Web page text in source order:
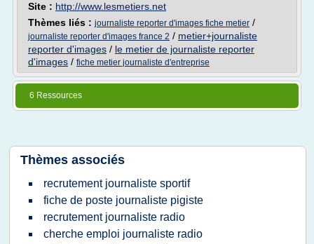
Site : http://www.lesmetiers.net
Thèmes liés : journaliste reporter d'images fiche metier /
journaliste reporter d'images france 2 / metier+journaliste
reporter d'images / le metier de journaliste reporter
d'images / fiche metier journaliste d'entreprise
6 Ressources
Thèmes associés
recrutement journaliste sportif
fiche de poste journaliste pigiste
recrutement journaliste radio
cherche emploi journaliste radio